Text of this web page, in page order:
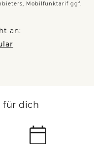
Mobilfunktarif ggf.
an:
für dich